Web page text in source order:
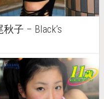
秋子 – Black’s